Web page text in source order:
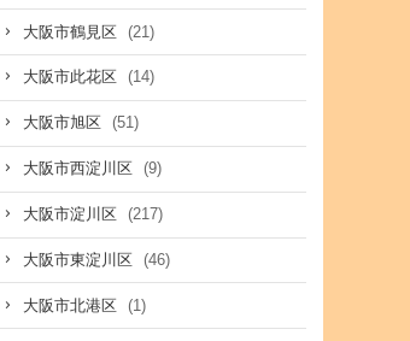
大阪市鶴見区 (21)
大阪市此花区 (14)
大阪市旭区 (51)
大阪市西淀川区 (9)
大阪市淀川区 (217)
大阪市東淀川区 (46)
大阪市北港区 (1)